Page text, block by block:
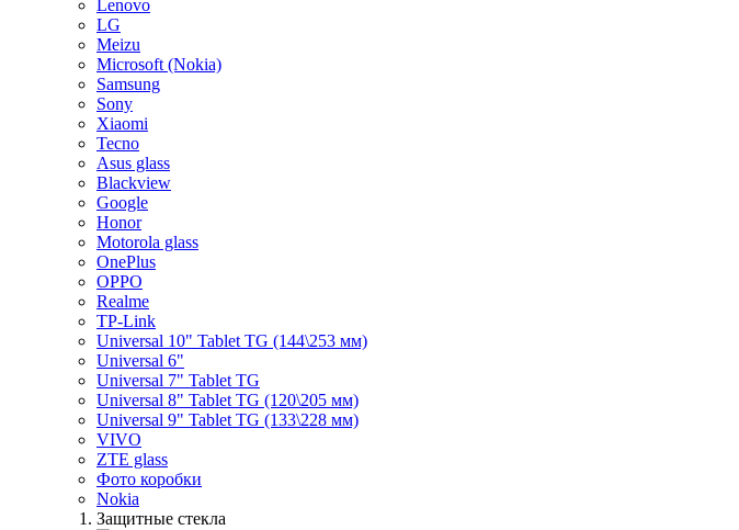
Lenovo
LG
Meizu
Microsoft (Nokia)
Samsung
Sony
Xiaomi
Tecno
Asus glass
Blackview
Google
Honor
Motorola glass
OnePlus
OPPO
Realme
TP-Link
Universal 10" Tablet TG (144\253 мм)
Universal 6"
Universal 7" Tablet TG
Universal 8" Tablet TG (120\205 мм)
Universal 9" Tablet TG (133\228 мм)
VIVO
ZTE glass
Фото коробки
Nokia
Защитные стекла